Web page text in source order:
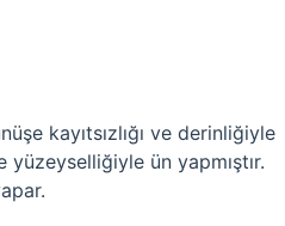
kayıtsızlığı ve derinliğiyle
yüzeyselliğiyle ün yapmıştır.